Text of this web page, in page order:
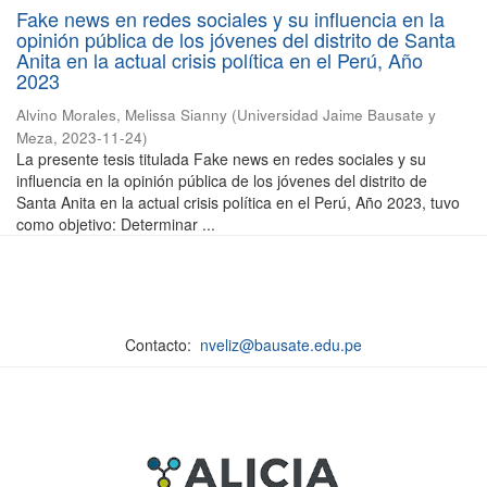
Fake news en redes sociales y su influencia en la
opinión pública de los jóvenes del distrito de Santa
Anita en la actual crisis política en el Perú, Año
2023
Alvino Morales, Melissa Sianny (Universidad Jaime Bausate y
Meza, 2023-11-24)
La presente tesis titulada Fake news en redes sociales y su
influencia en la opinión pública de los jóvenes del distrito de
Santa Anita en la actual crisis política en el Perú, Año 2023, tuvo
como objetivo: Determinar ...
Contacto: nveliz@bausate.edu.pe